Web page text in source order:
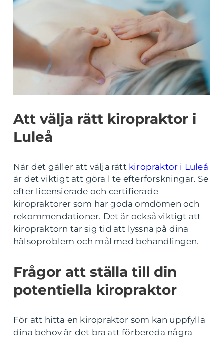
Att välja rätt kiropraktor i
Luleå
När det gäller att välja rätt kiropraktor i Luleå
är det viktigt att göra lite efterforskningar. Se
efter licensierade och certifierade
kiropraktorer som har goda omdömen och
rekommendationer. Det är också viktigt att
kiropraktorn tar sig tid att lyssna på dina
hälsoproblem och mål med behandlingen.
Frågor att ställa till din
potentiella kiropraktor
För att hitta en kiropraktor som kan uppfylla
dina behov är det bra att förbereda några